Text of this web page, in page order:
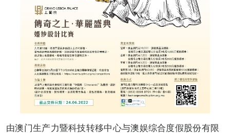
由澳门生产力暨科技转移中心与澳娱综合度假股份有限